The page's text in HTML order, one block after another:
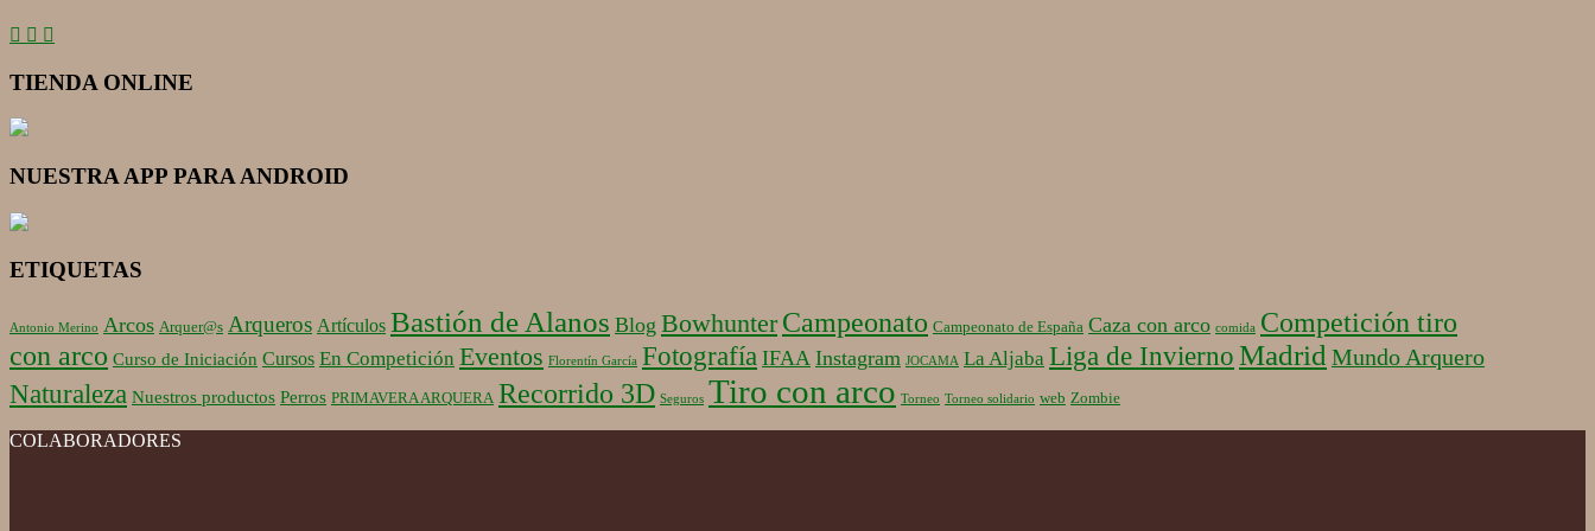
TIENDA ONLINE
NUESTRA APP PARA ANDROID
ETIQUETAS
Antonio Merino Arcos Arquer@s Arqueros Artículos Bastión de Alanos Blog Bowhunter Campeonato Campeonato de España Caza con arco comida Competición tiro
con arco Curso de Iniciación Cursos En Competición Eventos Florentín García Fotografía IFAA Instagram JOCAMA La Aljaba Liga de Invierno Madrid Mundo Arquero
Naturaleza Nuestros productos Perros PRIMAVERA ARQUERA Recorrido 3D Seguros Tiro con arco Torneo Torneo solidario web Zombie
COLABORADORES